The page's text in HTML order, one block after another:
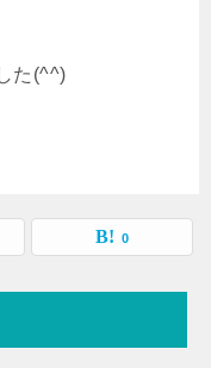
た(^^)
0